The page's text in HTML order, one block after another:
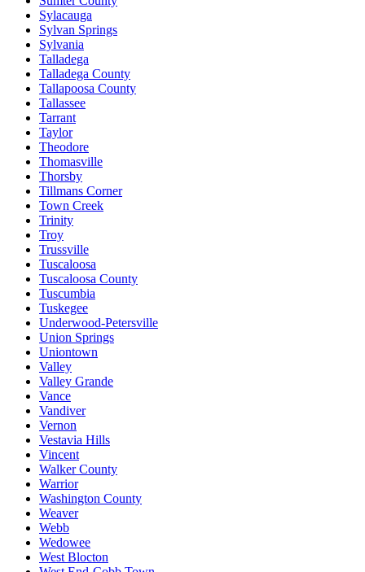
Sylacauga
Sylvan Springs
Sylvania
Talladega
Talladega County
Tallapoosa County
Tallassee
Tarrant
Taylor
Theodore
Thomasville
Thorsby
Tillmans Corner
Town Creek
Trinity
Troy
Trussville
Tuscaloosa
Tuscaloosa County
Tuscumbia
Tuskegee
Underwood-Petersville
Union Springs
Uniontown
Valley
Valley Grande
Vance
Vandiver
Vernon
Vestavia Hills
Vincent
Walker County
Warrior
Washington County
Weaver
Webb
Wedowee
West Blocton